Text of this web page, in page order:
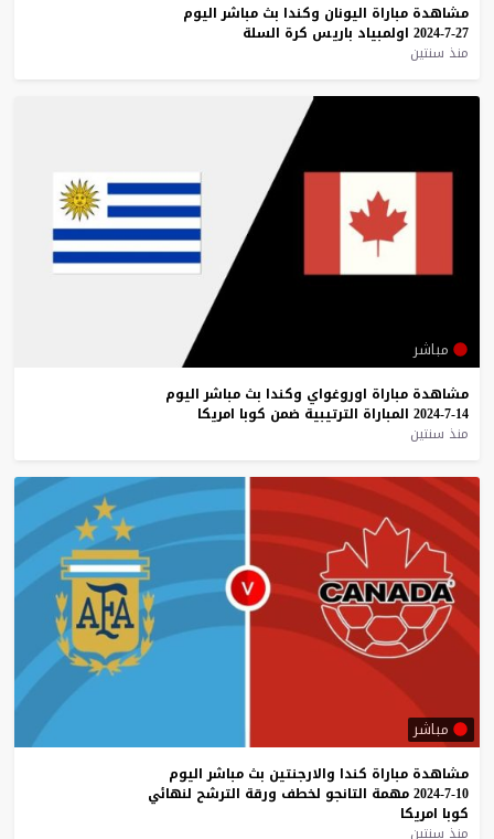
مشاهدة مباراة اليونان وكندا بث مباشر اليوم
27-7-2024
اولمبياد باريس كرة السلة
منذ سنتين
مباشر
مشاهدة مباراة اوروغواي وكندا بث مباشر اليوم
14-7-2024
المباراة الترتيبية ضمن كوبا امريكا
منذ سنتين
مباشر
مشاهدة مباراة كندا والارجنتين بث مباشر اليوم
10-7-2024
مهمة التانجو لخطف ورقة الترشح لنهائي
كوبا امريكا
منذ سنتين